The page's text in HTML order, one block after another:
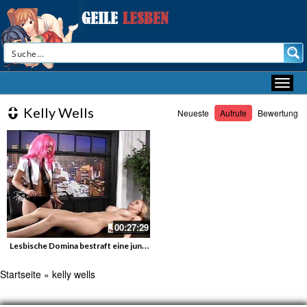
Kelly Wells Neueste Aufrufe Bewertung
00:27:29
Lesbische Domina bestraft eine junge sklavin
Startseite » kelly wells